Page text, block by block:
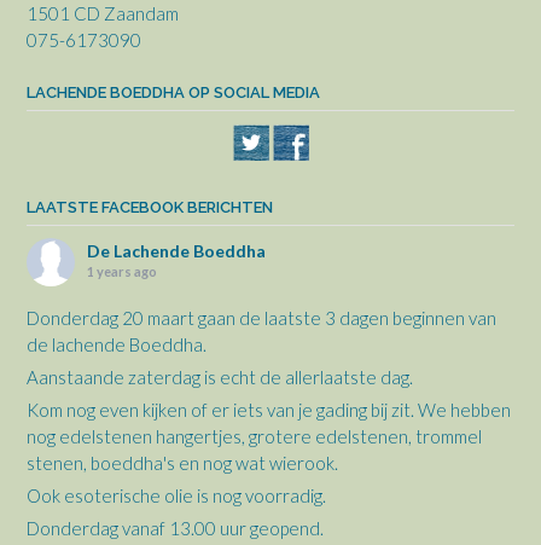
1501 CD Zaandam
075-6173090
LACHENDE BOEDDHA OP SOCIAL MEDIA
LAATSTE FACEBOOK BERICHTEN
De Lachende Boeddha
1 years ago
Donderdag 20 maart gaan de laatste 3 dagen beginnen van
de lachende Boeddha.
Aanstaande zaterdag is echt de allerlaatste dag.
Kom nog even kijken of er iets van je gading bij zit. We hebben
nog edelstenen hangertjes, grotere edelstenen, trommel
stenen, boeddha's en nog wat wierook.
Ook esoterische olie is nog voorradig.
Donderdag vanaf 13.00 uur geopend.